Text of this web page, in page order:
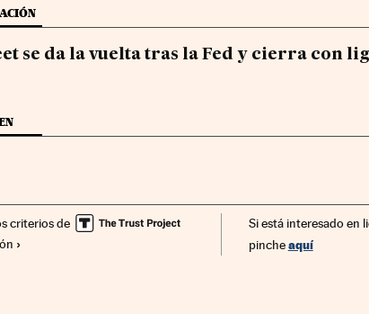
se da la vuelta tras la Fed y cierra con
criterios de
Si está interesado en
pincheaquí